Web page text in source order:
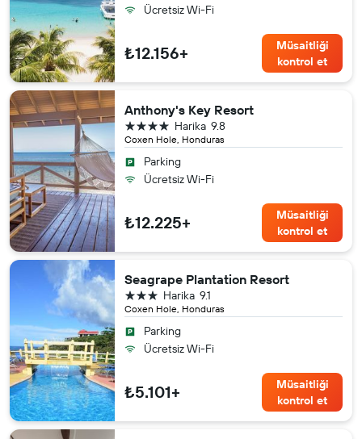
Ücretsiz Wi-Fi
₺12.156+
Müsaitliği
kontrol et
Anthony's Key Resort
Coxen Hole, Honduras
9.8
Harika
4 yıldız
Parking
Ücretsiz Wi-Fi
₺12.225+
Müsaitliği
kontrol et
Seagrape Plantation Resort
Coxen Hole, Honduras
9.1
Harika
3 yıldız
Parking
Ücretsiz Wi-Fi
₺5.101+
Müsaitliği
kontrol et